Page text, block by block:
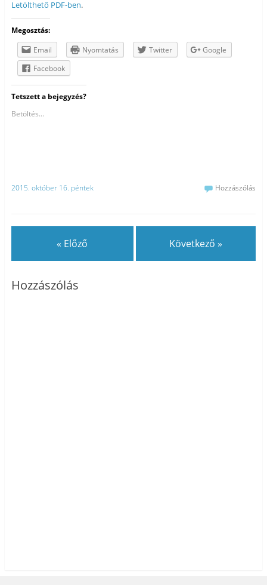
Letölthető PDF-ben.
Megosztás:
Email
Nyomtatás Twitter
Google
Facebook
Tetszett a bejegyzés?
Betöltés...
2015. október 16. péntek Hozzászólás
« Előző Következő »
Hozzászólás